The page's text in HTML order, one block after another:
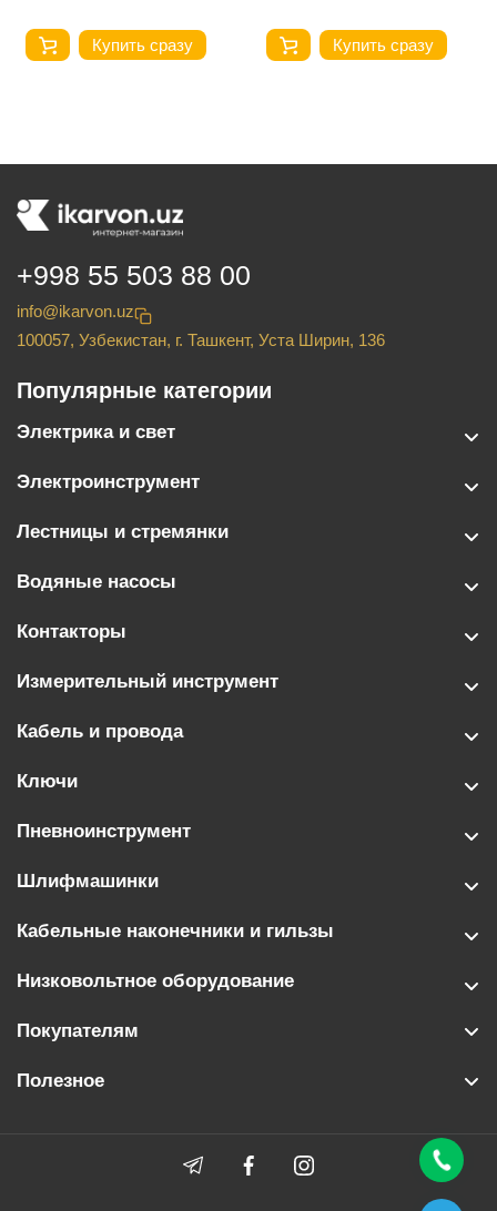
Купить сразу Купить сразу
+998 55 503 88 00
info@ikarvon.uz
100057, Узбекистан, г. Ташкент, Уста Ширин, 136
Популярные категории
Электрика и свет
Электроинструмент
Лестницы и стремянки
Водяные насосы
Контакторы
Измерительный инструмент
Кабель и провода
Ключи
Пневноинструмент
Шлифмашинки
Кабельные наконечники и гильзы
Низковольтное оборудование
Покупателям
Полезное